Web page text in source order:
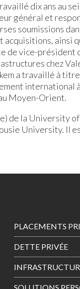
dix ans au
général et
soumissions
acquisitions, ainsi
de vice-président
chez
a travaillé à
international
Moyen-Orient.
de la University
University. Il
Footer
Menu
PLACEMENTS
DETTE PRIVÉE